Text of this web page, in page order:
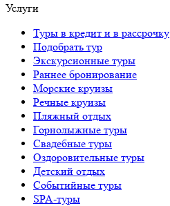
Услуги
Туры в кредит и в рассрочку
Подобрать тур
Экскурсионные туры
Раннее бронирование
Морские круизы
Речные круизы
Пляжный отдых
Горнолыжные туры
Свадебные туры
Оздоровительные туры
Детский отдых
Событийные туры
SPA-туры